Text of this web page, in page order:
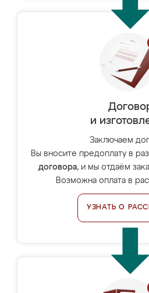
и
Заключаем
Вы вносите предоплату в
договора, и мы отдаём
Возможна оплата в
УЗНАТЬ О